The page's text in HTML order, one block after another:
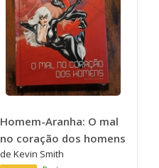
Homem-Aranha: O mal
no coração dos homens
de Kevin Smith